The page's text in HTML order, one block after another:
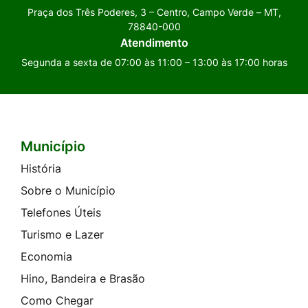
Praça dos Três Poderes, 3 – Centro, Campo Verde – MT,
78840-000
Atendimento
Segunda a sexta de 07:00 às 11:00 – 13:00 às 17:00 horas
Seção do Rodapé e Contato
Município
História
Sobre o Município
Telefones Úteis
Turismo e Lazer
Economia
Hino, Bandeira e Brasão
Como Chegar